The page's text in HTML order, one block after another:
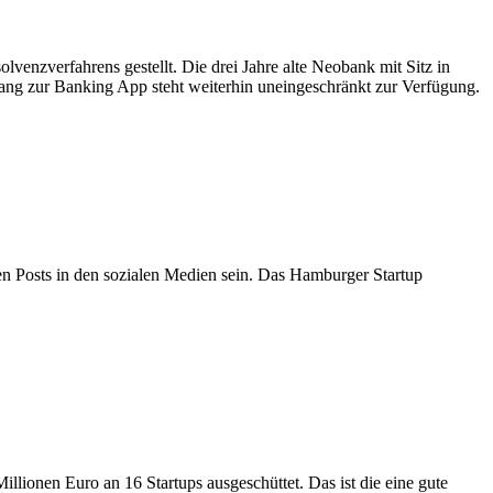
gestellt. Die drei Jahre alte Neobank mit Sitz in
zur Banking App steht weiterhin uneingeschränkt zur Verfügung.
in den sozialen Medien sein. Das Hamburger Startup
Euro an 16 Startups ausgeschüttet. Das ist die eine gute